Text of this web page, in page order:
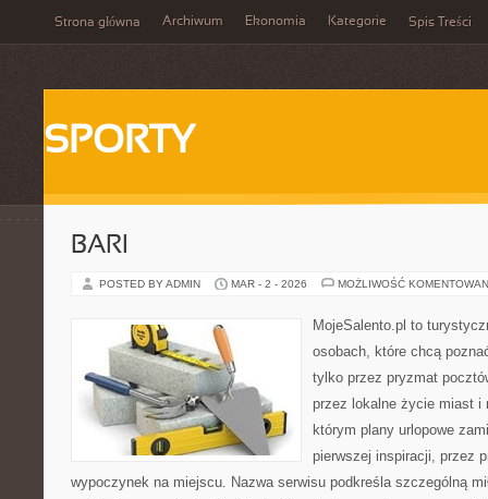
Strona główna Archiwum Ekonomia Kategorie Spis Treści
SPORTY
BARI
POSTED BY ADMIN MAR - 2 - 2026 MOŻLIWOŚĆ
MojeSalento.pl to
osobach, które chcą
tylko przez pryzmat
przez lokalne życie miast i
którym plany urlopowe
pierwszej inspiracji, przez
wypoczynek na miejscu. Nazwa serwisu podkreśla szczególną